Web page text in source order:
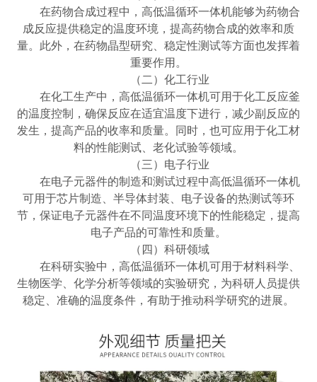
在药物合成过程中，高低温循环一体机能够为药物合
成反应提供稳定的温度环境，提高药物合成的效率和质
量。此外，在药物晶型研究、稳定性测试等方面也发挥着
重要作用。
（二）化工行业
在化工生产中，高低温循环一体机可用于化工反应釜
的温度控制，确保反应在适宜温度下进行，减少副反应的
发生，提高产品的收率和质量。同时，也可应用于化工材
料的性能测试、老化试验等领域。
（三）电子行业
在电子元器件的制造和测试过程中高低温循环一体机
可用于芯片制造、半导体封装、电子设备的热测试等环
节，保证电子元器件在不同温度环境下的性能稳定，提高
电子产品的可靠性和质量。
（四）科研领域
在科研实验中，高低温循环一体机可用于材料科学、
生物医学、化学分析等领域的实验研究，为科研人员提供
稳定、准确的温度条件，有助于推动科学研究的进展。